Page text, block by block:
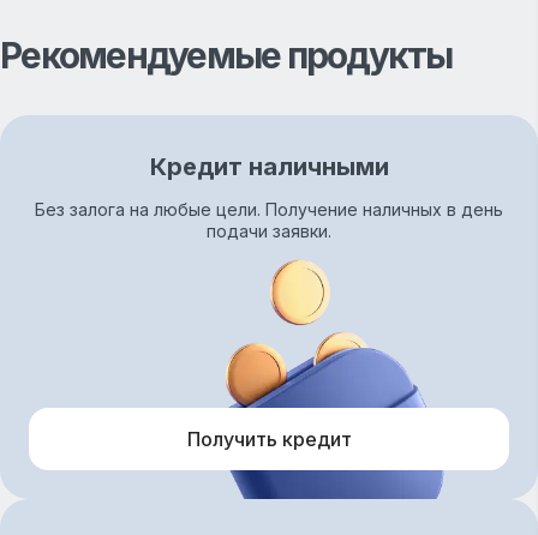
Рекомендуемые продукты
Кредит наличными
Без залога на любые цели. Получение наличных в день
подачи заявки.
Получить кредит